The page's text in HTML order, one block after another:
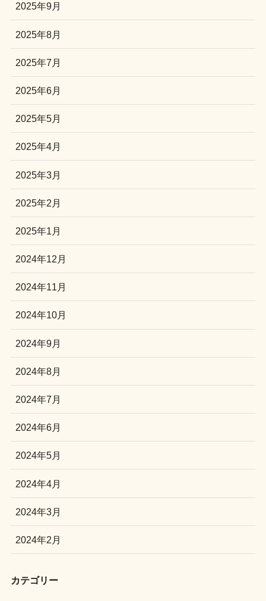
2025年9月
2025年8月
2025年7月
2025年6月
2025年5月
2025年4月
2025年3月
2025年2月
2025年1月
2024年12月
2024年11月
2024年10月
2024年9月
2024年8月
2024年7月
2024年6月
2024年5月
2024年4月
2024年3月
2024年2月
カテゴリー